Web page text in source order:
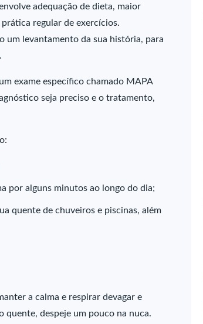
adequação de dieta, maior
regular de exercícios.
um levantamento da sua história, para
exame específico chamado MAPA
seja preciso e o tratamento,
por alguns minutos ao longo do dia;
quente de chuveiros e piscinas, além
a calma e respirar devagar e
despeje um pouco na nuca.